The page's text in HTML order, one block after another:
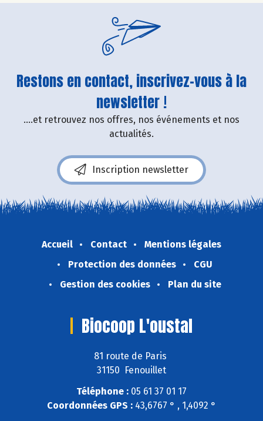
Restons en contact, inscrivez-vous à la
newsletter !
....et retrouvez nos offres, nos événements et nos
actualités.
Inscription newsletter
Accueil Contact
Mentions légales
Protection des données
CGU
Gestion des cookies
Plan du site
Biocoop L'oustal
81 route de Paris
31150 Fenouillet
Téléphone : 05 61 37 01 17
Coordonnées GPS : 43,6767 ° , 1,4092 °